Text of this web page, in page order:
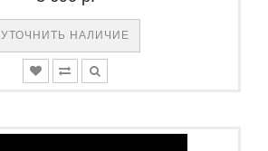
УТОЧНИТЬ НАЛИЧИЕ